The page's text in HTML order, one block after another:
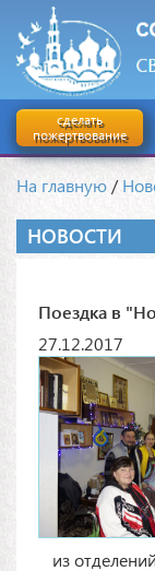
сделать
пожертвование
На главную /
НОВОСТИ
Поездка в
27.12.2017
из